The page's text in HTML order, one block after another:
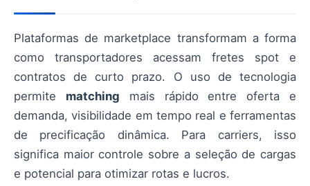
Plataformas de marketplace transformam a forma
como transportadores acessam fretes spot e
contratos de curto prazo. O uso de tecnologia
permite matching mais rápido entre oferta e
demanda, visibilidade em tempo real e ferramentas
de precificação dinâmica. Para carriers, isso
significa maior controle sobre a seleção de cargas
e potencial para otimizar rotas e lucros.